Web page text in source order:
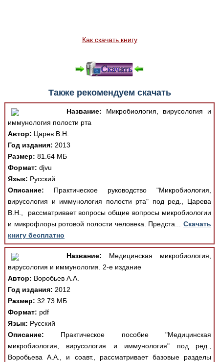
Как скачать книгу
Также рекомендуем скачать
Название: Микробиология, вирусология и
иммунология полости рта
Автор: Царев В.Н.
Год издания: 2013
Размер: 81.64 МБ
Формат: djvu
Язык: Русский
Описание: Практическое руководство "Микробиология,
вирусология и иммунология полости рта" под ред., Царева
В.Н., рассматривает вопросы общие вопросы микробиологии
и микрофлоры ротовой полости человека. Предста...Скачать
книгу бесплатно
Название: Медицинская микробиология,
вирусология и иммунология. 2-е издание
Автор: Воробьев А.А.
Год издания: 2012
Размер: 32.73 МБ
Формат: pdf
Язык: Русский
Описание: Практическое пособие "Медицинская
микробиология, вирусология и иммунология" под ред.,
Воробьева А.А., и соавт., рассматривает базовые разделы